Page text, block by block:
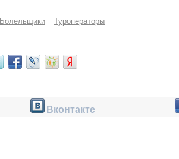
Болельщики Туроператоры
Вконтакте